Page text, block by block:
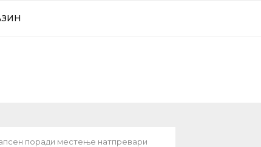
поради местење натпревари